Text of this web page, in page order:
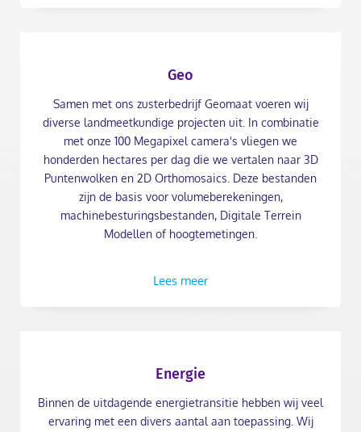
Geo
Samen met ons zusterbedrijf Geomaat voeren wij
diverse landmeetkundige projecten uit. In combinatie
met onze 100 Megapixel camera's vliegen we
honderden hectares per dag die we vertalen naar 3D
Puntenwolken en 2D Orthomosaics. Deze bestanden
zijn de basis voor volumeberekeningen,
machinebesturingsbestanden, Digitale Terrein
Modellen of hoogtemetingen.
Lees meer
Energie
Binnen de uitdagende energietransitie hebben wij veel
ervaring met een divers aantal aan toepassing. Wij